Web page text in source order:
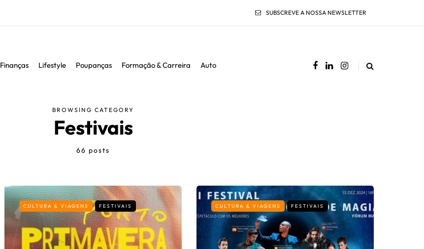
SUBSCREVE A NOSSA NEWSLETTER
Finanças Lifestyle Poupanças Formação & Carreira Auto
BROWSING CATEGORY
Festivais
66 posts
CULTURA & VIAGENS FESTIVAIS CULTURA & VIAGENS FESTIVAIS